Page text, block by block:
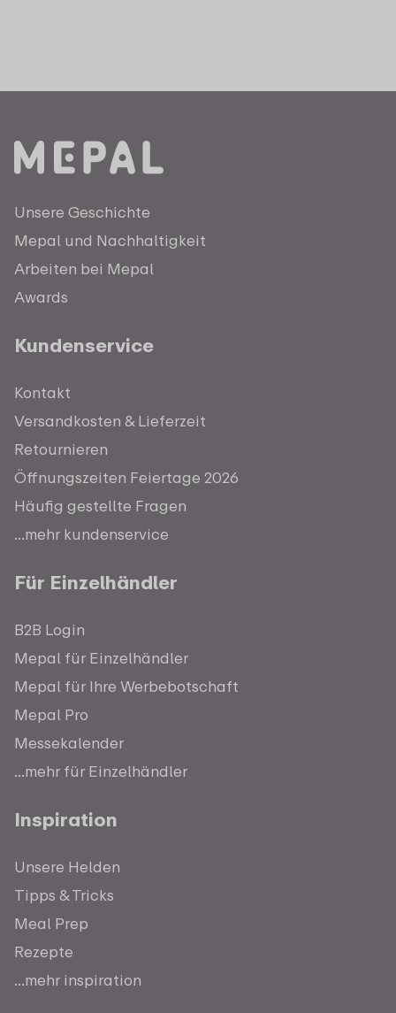
Unsere Geschichte
Mepal und Nachhaltigkeit
Arbeiten bei Mepal
Awards
Kundenservice
Kontakt
Versandkosten & Lieferzeit
Retournieren
Öffnungszeiten Feiertage 2026
Häufig gestellte Fragen
...mehr kundenservice
Für Einzelhändler
B2B Login
Mepal für Einzelhändler
Mepal für Ihre Werbebotschaft
Mepal Pro
Messekalender
...mehr für Einzelhändler
Inspiration
Unsere Helden
Tipps & Tricks
Meal Prep
Rezepte
...mehr inspiration